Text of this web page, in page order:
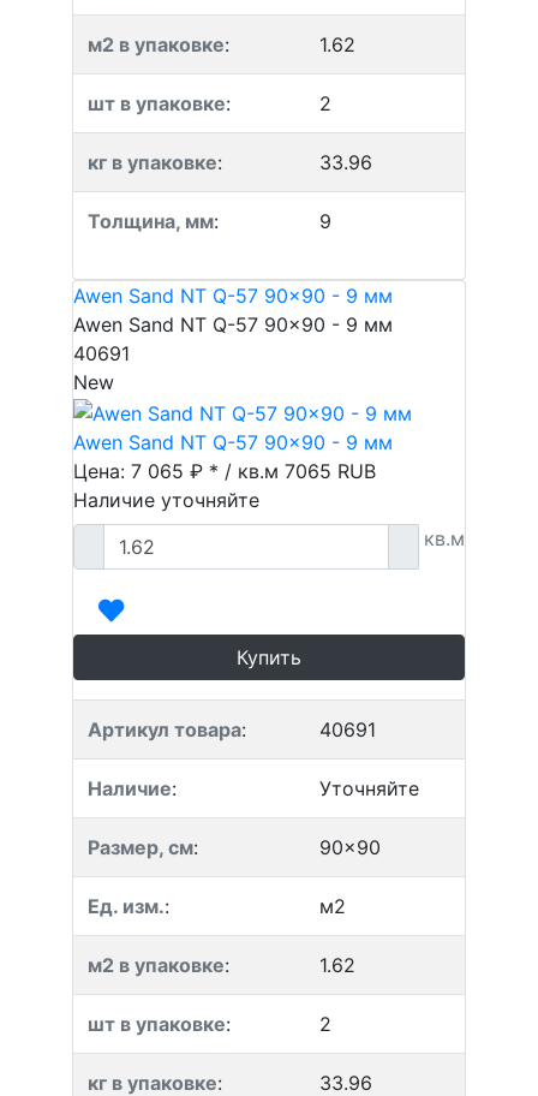
м2 в упаковке: 1.62
шт в упаковке: 2
кг в упаковке: 33.96
Толщина, мм: 9
Awen Sand NT Q-57 90x90 - 9 мм
Awen Sand NT Q-57 90x90 - 9 мм
40691
New
Awen Sand NT Q-57 90x90 - 9 мм
Цена: 7 065 ₽ * / кв.м 7065 RUB
Наличие уточняйте
кв.м
Купить
Артикул товара: 40691
Наличие: Уточняйте
Размер, см: 90x90
Ед. изм.: м2
м2 в упаковке: 1.62
шт в упаковке: 2
кг в упаковке: 33.96